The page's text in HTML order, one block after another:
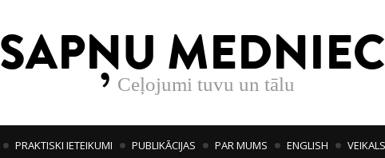
SAPŅU
Ceļojumi tuvu un tālu
PRAKTISKI IETEIKUMI PUBLIKĀCIJAS PAR MUMS ENGLISH VEIKALS